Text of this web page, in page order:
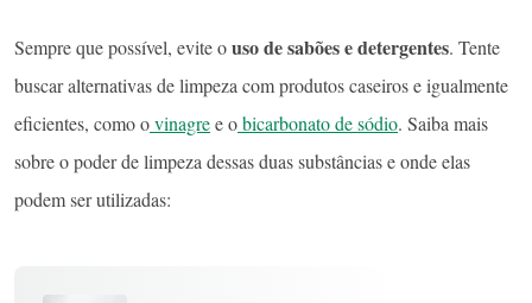
Sempre que possível, evite ouso de sabões e detergentes. Tente
buscar alternativas de limpeza com produtos caseiros e igualmente
eficientes, como ovinagree obicarbonato de sódio. Saiba mais
sobre o poder de limpeza dessas duas substâncias e onde elas
podem ser utilizadas: